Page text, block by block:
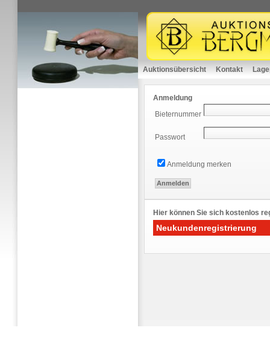
Auktionsübersicht Kontakt
Anmeldung
Bieternummer
Passwort
Anmeldung merken
Hier können Sie sich kostenlos
Neukundenregistrierung